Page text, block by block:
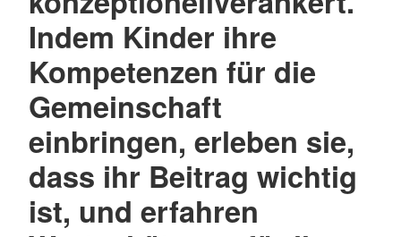
Indem Kinder ihre
Kompetenzen für die
Gemeinschaft
einbringen, erleben sie,
dass ihr Beitrag wichtig
ist, und erfahren